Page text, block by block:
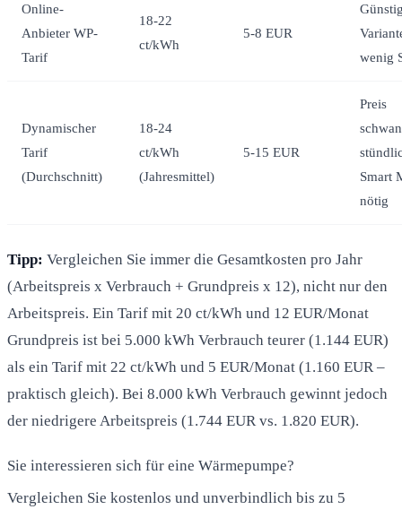
Online-
Anbieter WP-
Tarif
18-22
ct/kWh
5-8 EUR
wenig
Dynamischer
Tarif
(Durchschnitt)
18-24
ct/kWh
(Jahresmittel)
5-15 EUR
Preis
Smart
nötig
Tipp: Vergleichen Sie immer die Gesamtkosten pro Jahr
(Arbeitspreis x Verbrauch + Grundpreis x 12), nicht nur den
Arbeitspreis. Ein Tarif mit 20 ct/kWh und 12 EUR/Monat
Grundpreis ist bei 5.000 kWh Verbrauch teurer (1.144 EUR)
als ein Tarif mit 22 ct/kWh und 5 EUR/Monat (1.160 EUR –
praktisch gleich). Bei 8.000 kWh Verbrauch gewinnt jedoch
der niedrigere Arbeitspreis (1.744 EUR vs. 1.820 EUR).
Sie interessieren sich für eine Wärmepumpe?
Vergleichen Sie kostenlos und unverbindlich bis zu 5